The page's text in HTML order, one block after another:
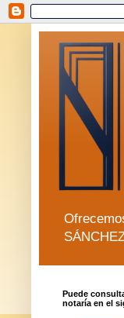
Puede
notaría en el